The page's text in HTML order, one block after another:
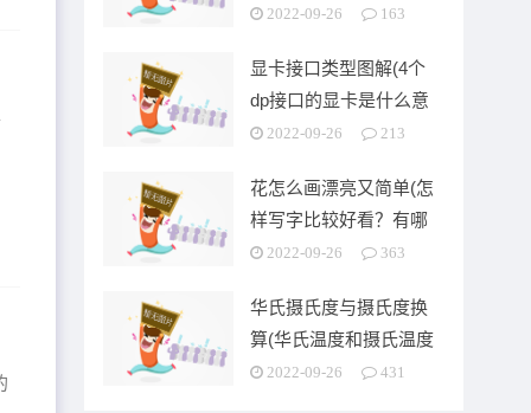
2022-09-26 163
显卡接口类型图解(4个
dp接口的显卡是什么意
思)2022-09-26 213
花怎么画漂亮又简单(怎
样写字比较好看？有哪
些技巧)
2022-09-26 363
华氏摄氏度与摄氏度换
算(华氏温度和摄氏温度
之间是怎么换算的啊)
2022-09-26 431